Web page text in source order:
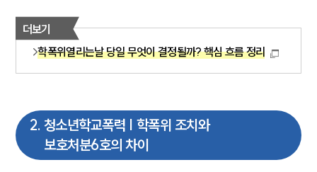
더보기
학폭위열리는날 당일 무엇이 결정될까? 핵심 흐름 정리
2. 청소년학교폭력 | 학폭위 조치와
보호처분6호의 차이